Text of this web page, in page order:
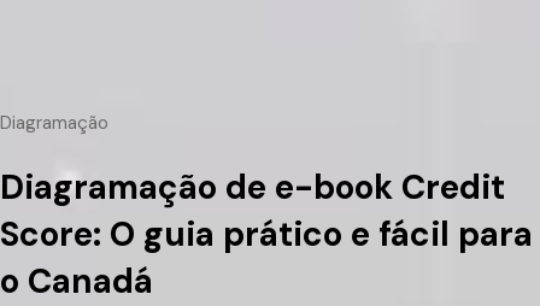
Diagramação
Diagramação de e-book Credit
Score: O guia prático e fácil para
o Canadá